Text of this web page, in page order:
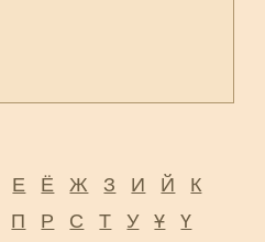
Е Ё Ж З И Й
К
П Р С Т У Ұ
Ү